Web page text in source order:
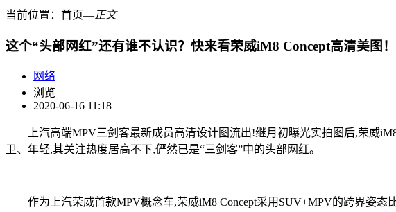
当前位置： 首页―正文
这个“头部网红”还有谁不认识？快来看荣威iM8 Concept高清美图！
网络
浏览
2020-06-16 11:18
上汽高端MPV三剑客最新成员高清设计图流出!继月初曝光实拍图后,荣威iM8
卫、年轻,其关注热度居高不下,俨然已是“三剑客”中的头部网红。
作为上汽荣威首款MPV概念车,荣威iM8 Concept采用SUV+MPV的跨界姿态